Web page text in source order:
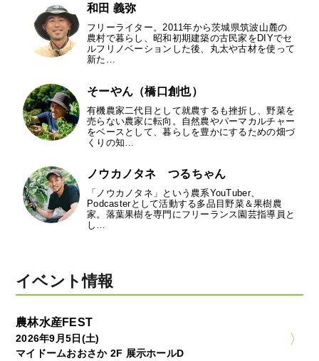
和田 義弥
フリーライター。2011年から茨城県筑波山麓の
農村で暮らし、昭和初期建築の古民家をDIYでセ
ルフリノベーションした後、丸太や古材を使って
新た…
そーやん（橋口創也）
有機農家二代目として就農するも挫折し、野菜を
売らない農家に転向。自然農やパーマカルチャー
をベースとして、暮らしを豊かにするための畑づ
くりの知…
ノウカノタネ つるちゃん
「ノウカノタネ」という農系YouTuber、
Podcasterとして活動する多品目野菜＆果樹農
家。落葉果樹を専門にフリーランス園芸指導員と
し…
イベント情報
農林水産FEST
2026年9月5日(土)
マイドームおおさか 2F 展示ホールD